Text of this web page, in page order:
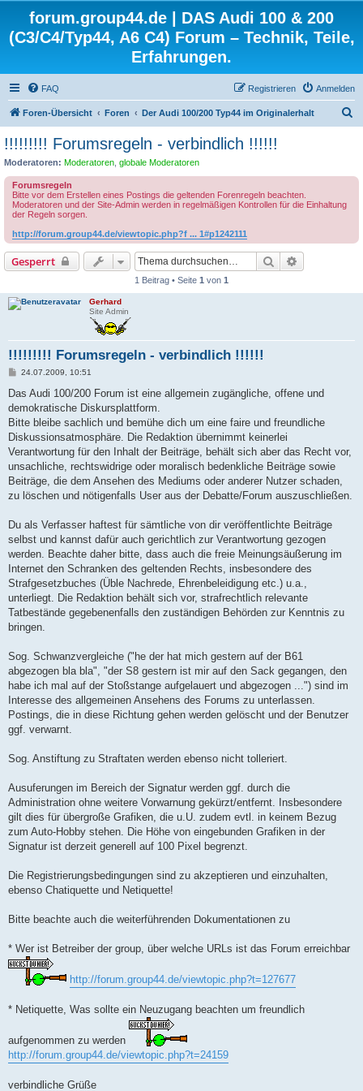
forum.group44.de | DAS Audi 100 & 200
(C3/C4/Typ44, A6 C4) Forum – Technik, Teile,
Erfahrungen.
FAQ Anmelden
Registrieren
Foren-Übersicht Foren Der Audi 100/200 Typ44 im Originalerhalt
!!!!!!!!! Forumsregeln - verbindlich !!!!!!
Moderatoren: Moderatoren globale Moderatoren
Forumsregeln
Bitte vor dem Erstellen eines Postings die geltenden Forenregeln beachten.
Moderatoren und der Site-Admin werden in regelmäßigen Kontrollen für die Einhaltung
der Regeln sorgen.
http://forum.group44.de/viewtopic.php?f ... 1#p1242111
Gesperrt Suche
1 Beitrag • Seite 1 von 1
Gerhard
Site Admin
!!!!!!!!! Forumsregeln - verbindlich !!!!!!
B
i
r
a
24.07.2009, 10:51
Das Audi 100/200 Forum ist eine allgemein zugängliche, offene und
demokratische Diskursplattform.
Bitte bleibe sachlich und bemühe dich um eine faire und freundliche
Diskussionsatmosphäre. Die Redaktion übernimmt keinerlei
Verantwortung für den Inhalt der Beiträge, behält sich aber das Recht vor,
unsachliche, rechtswidrige oder moralisch bedenkliche Beiträge sowie
Beiträge, die dem Ansehen des Mediums oder anderer Nutzer schaden,
zu löschen und nötigenfalls User aus der Debatte/Forum auszuschließen.
Du als Verfasser haftest für sämtliche von dir veröffentlichte Beiträge
selbst und kannst dafür auch gerichtlich zur Verantwortung gezogen
werden. Beachte daher bitte, dass auch die freie Meinungsäußerung im
Internet den Schranken des geltenden Rechts, insbesondere des
Strafgesetzbuches (Üble Nachrede, Ehrenbeleidigung etc.) u.a.,
unterliegt. Die Redaktion behält sich vor, strafrechtlich relevante
Tatbestände gegebenenfalls den zuständigen Behörden zur Kenntnis zu
bringen.
Sog. Schwanzvergleiche ("he der hat mich gestern auf der B61
abgezogen bla bla", "der S8 gestern ist mir auf den Sack gegangen, den
habe ich mal auf der Stoßstange aufgelauert und abgezogen ...") sind im
Interesse des allgemeinen Ansehens des Forums zu unterlassen.
Postings, die in diese Richtung gehen werden gelöscht und der Benutzer
ggf. verwarnt.
Sog. Anstiftung zu Straftaten werden ebenso nicht tolleriert.
Ausuferungen im Bereich der Signatur werden ggf. durch die
Administration ohne weitere Vorwarnung gekürzt/entfernt. Insbesondere
gilt dies für übergroße Grafiken, die u.U. zudem evtl. in keinem Bezug
zum Auto-Hobby stehen. Die Höhe von eingebunden Grafiken in der
Signatur ist derzeit generell auf 100 Pixel begrenzt.
Die Registrierungsbedingungen sind zu akzeptieren und einzuhalten,
ebenso Chatiquette und Netiquette!
Bitte beachte auch die weiterführenden Dokumentationen zu
* Wer ist Betreiber der group, über welche URLs ist das Forum erreichbar
http://forum.group44.de/viewtopic.php?t=127677
* Netiquette, Was sollte ein Neuzugang beachten um freundlich
aufgenommen zu werden
http://forum.group44.de/viewtopic.php?t=24159
verbindliche Grüße